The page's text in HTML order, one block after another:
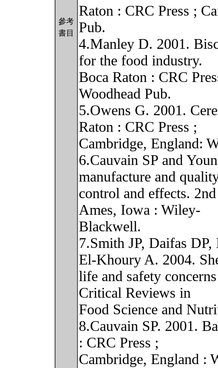
參考
書目
Raton : CRC Press ;
Pub.
4.Manley D. 2001.
for the food industry.
Boca Raton : CRC
Woodhead Pub.
5.Owens G. 2001.
Raton : CRC Press ;
Cambridge, England:
6.Cauvain SP and
manufacture and
control and effects.
Ames, Iowa : Wiley-
Blackwell.
7.Smith JP, Daifas
El-Khoury A. 2004.
life and safety
Critical Reviews in
Food Science and
8.Cauvain SP. 2001.
: CRC Press ;
Cambridge, England :